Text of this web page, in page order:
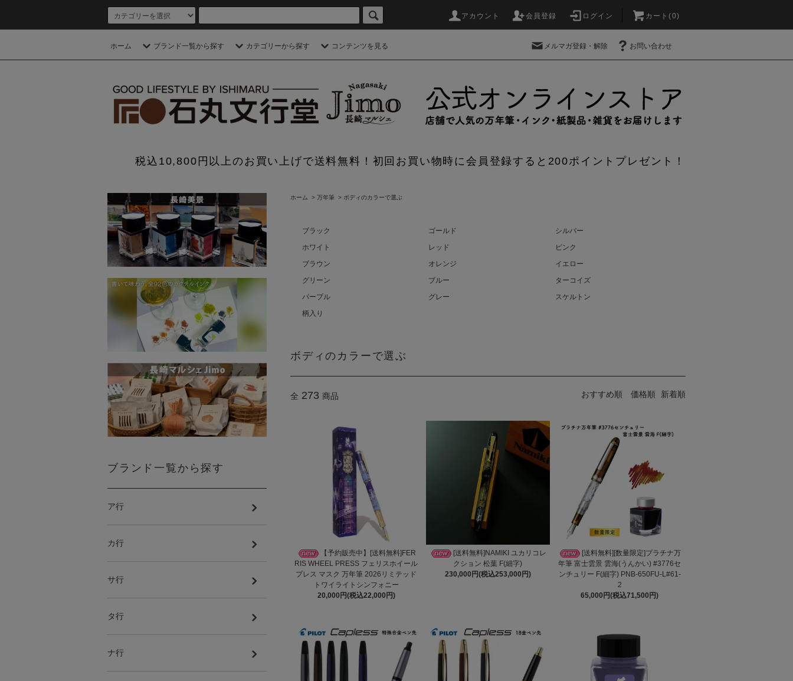
アカウント 会員登録 ログイン カート(0)
ホーム ブランド一覧から探す カテゴリーから探す コンテンツを見る メルマガ登録・解除 お問い合わせ
税込10,800円以上のお買い上げで送料無料！初回お買い物時に会員登録すると200ポイントプレゼント！
ホーム > 万年筆 > ボディのカラーで選ぶ
ブラック ゴールド
シルバー
ホワイト
レッド
ピンク
ブラウン
オレンジ
イエロー
グリーン
ブルー
ターコイズ
パープル
グレー
スケルトン
柄入り
ボディのカラーで選ぶ
全 273 商品 おすすめ順 価格順 新着順
【予約販売中】[送料無料]FER
RIS WHEEL PRESS フェリスホイール
プレス マスク 万年筆 2026リミテッド
トワイライトシンフォニー
20,000円(税込22,000円)
[送料無料]NAMIKI ユカリコレ
クション 松葉 F(細字)
230,000円(税込253,000円)
[送料無料][数量限定]プラチナ万
年筆 富士雲景 雲海(うんかい) #3776セ
ンチュリー F(細字) PNB-650FU-L#61-
2
65,000円(税込71,500円)
ブランド一覧から探す
ア行
カ行
サ行
タ行
ナ行